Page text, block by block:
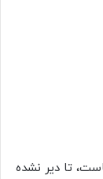
تا دیر نشده